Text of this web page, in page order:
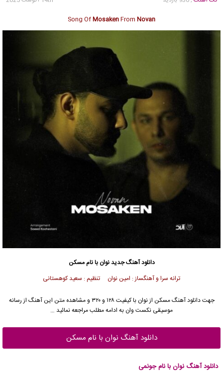
Song OfMosakenFrom Novan
دانلود آهنگ جدیدنوان با نام مسکن
ترانه سرا و آهنگساز : امین نوان تنظیم : سعید کوهستانی
جهت دانلود آهنگ مسکن از نوان با کیفیت ۱۲۸ و ۳۲۰ و مشاهده متن این آهنگ از رسانه
موسیقی نکست وان به ادامه مطلب مراجعه نمائید …
دانلود آهنگ نوان با نام مسکن
دانلود آهنگ نوان با نام جونمی